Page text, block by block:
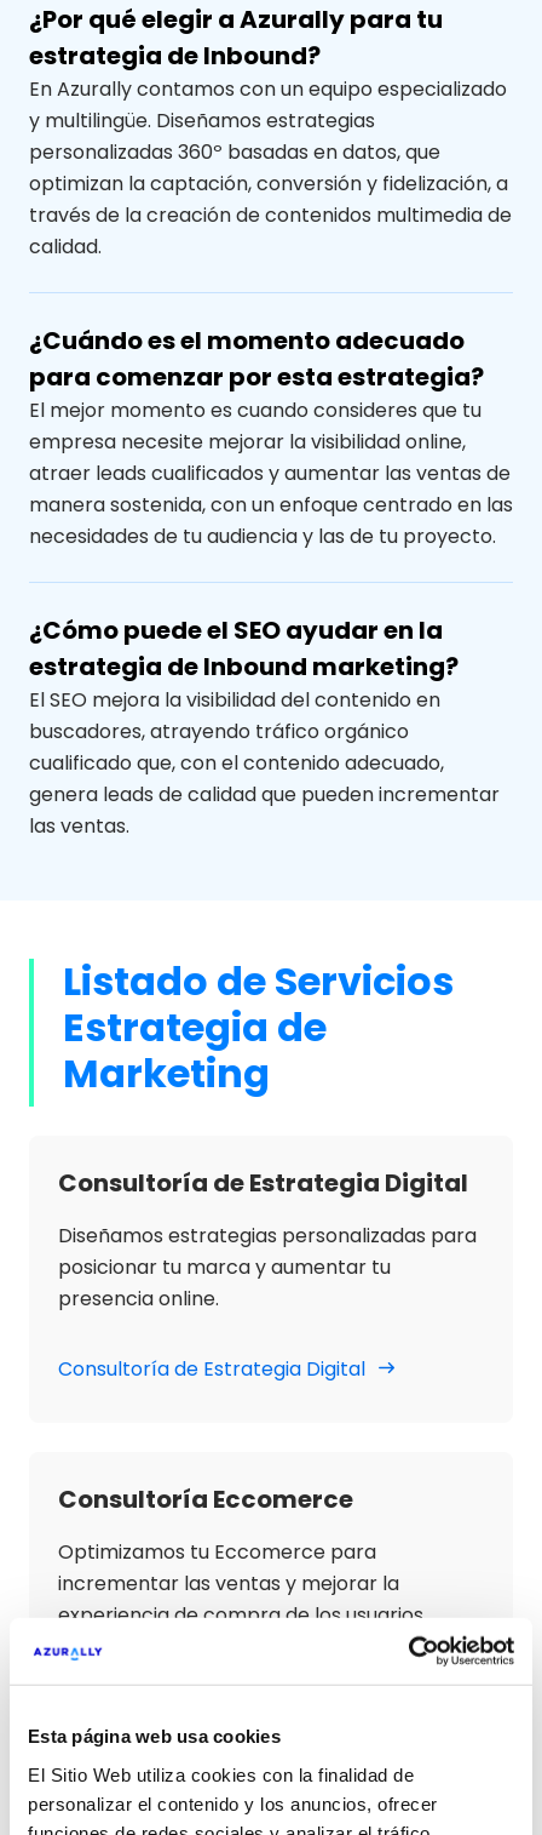
Esta página web usa cookies
El Sitio Web utiliza cookies con la finalidad de
personalizar el contenido y los anuncios, ofrecer
¿Por qué elegir a Azurally para tu
estrategia de Inbound?
En Azurally contamos con un equipo especializado
y multilingüe. Diseñamos estrategias
personalizadas 360º basadas en datos, que
optimizan la captación, conversión y fidelización, a
través de la creación de contenidos multimedia de
calidad.
¿Cuándo es el momento adecuado
para comenzar por esta estrategia?
El mejor momento es cuando consideres que tu
empresa necesite mejorar la visibilidad online,
atraer leads cualificados y aumentar las ventas de
manera sostenida, con un enfoque centrado en las
necesidades de tu audiencia y las de tu proyecto.
¿Cómo puede el SEO ayudar en la
estrategia de Inbound marketing?
El SEO mejora la visibilidad del contenido en
buscadores, atrayendo tráfico orgánico
cualificado que, con el contenido adecuado,
genera leads de calidad que pueden incrementar
las ventas.
Listado de Servicios
Estrategia de
Marketing
Consultoría de Estrategia Digital
Diseñamos estrategias personalizadas para
posicionar tu marca y aumentar tu
presencia online.
Consultoría de Estrategia Digital
Consultoría Eccomerce
Optimizamos tu Eccomerce para
incrementar las ventas y mejorar la
experiencia de compra de los usuarios.
Consultoría Ecommerce
Estrategia Inboud Marketing